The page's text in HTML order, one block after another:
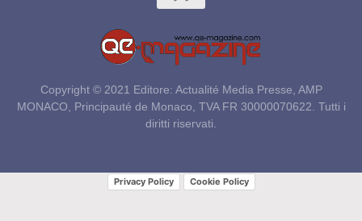
Copyright © 2021 Editore: Actualité Media Presse, AMP
MONACO, Principauté de Monaco, TVA FR 30000070622. Tutti i
diritti riservati.
Privacy Policy Cookie Policy